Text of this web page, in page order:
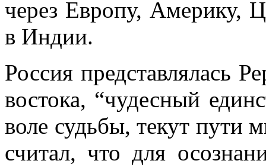
через Европу, Америку,
в Индии.
Россия представлялась
востока, “чудесный
воле судьбы, текут пути
считал, что для